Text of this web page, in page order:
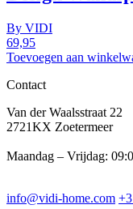
By VIDI
69,95
Toevoegen aan
Contact
Van der Waalsstraat 22
2721KX Zoetermeer
Maandag – Vrijdag:
info@vidi-home.com